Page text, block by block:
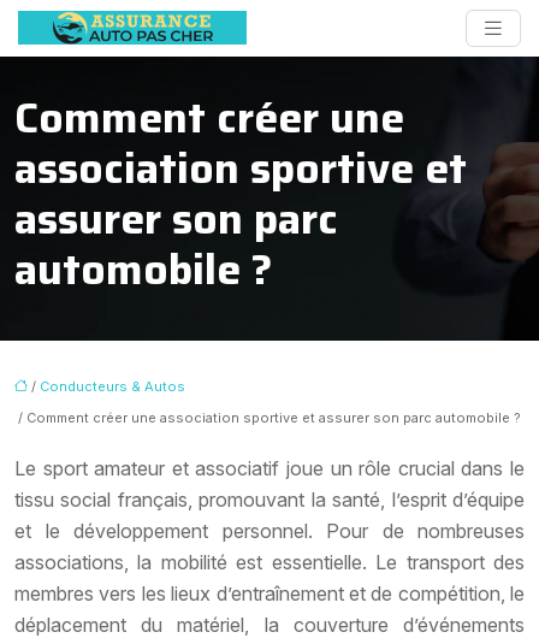
Comment créer une
association sportive et
assurer son parc
automobile ?
/ Conducteurs & Autos
/ Comment créer une association sportive et assurer son parc automobile ?
Le sport amateur et associatif joue un rôle crucial dans le
tissu social français, promouvant la santé, l’esprit d’équipe
et le développement personnel. Pour de nombreuses
associations, la mobilité est essentielle. Le transport des
membres vers les lieux d’entraînement et de compétition, le
déplacement du matériel, la couverture d’événements